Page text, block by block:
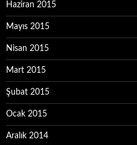
Haziran 2015
Mayıs 2015
Nisan 2015
Mart 2015
Şubat 2015
Ocak 2015
Aralık 2014